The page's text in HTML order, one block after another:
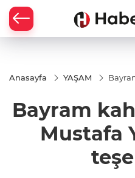
Anasayfa YAŞAM
Bayram
Mustafa